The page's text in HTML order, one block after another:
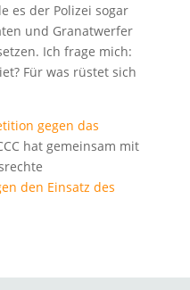
es der Polizei sogar
und Granatwerfer
Ich frage mich:
Für was rüstet sich
gegen das
hat gemeinsam mit
den Einsatz des